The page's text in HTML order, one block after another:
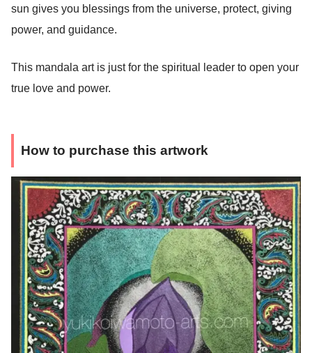
sun gives you blessings from the universe, protect, giving
power, and guidance.
This mandala art is just for the spiritual leader to open your
true love and power.
How to purchase this artwork